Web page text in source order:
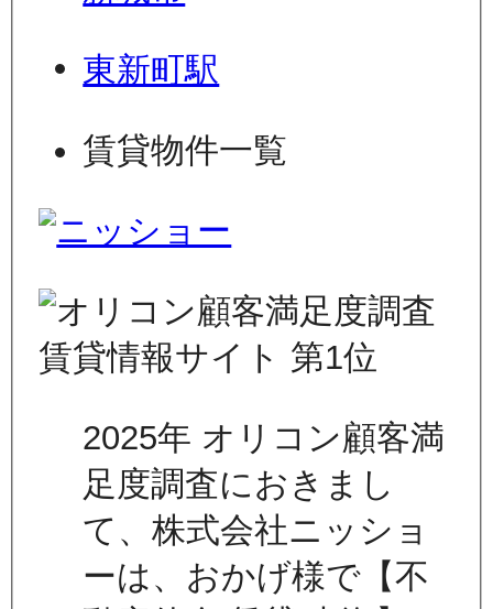
東新町駅
賃貸物件一覧
2025年 オリコン顧客満
足度調査におきまし
て、株式会社ニッショ
ーは、おかげ様で【不